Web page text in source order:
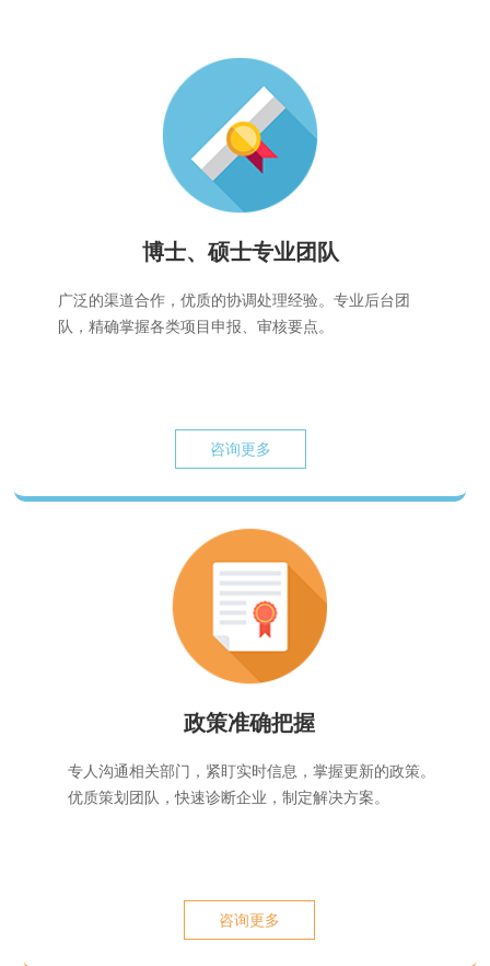
博士、硕士专业团队
广泛的渠道合作，优质的协调处理经验。专业后台团
队，精确掌握各类项目申报、审核要点。
咨询更多
政策准确把握
专人沟通相关部门，紧盯实时信息，掌握更新的政策。
优质策划团队，快速诊断企业，制定解决方案。
咨询更多